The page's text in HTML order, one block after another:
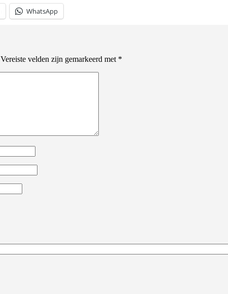
WhatsApp
Vereiste velden zijn gemarkeerd met *